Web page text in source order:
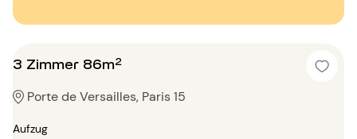
3 Zimmer 86m²
Porte de Versailles, Paris 15
Aufzug